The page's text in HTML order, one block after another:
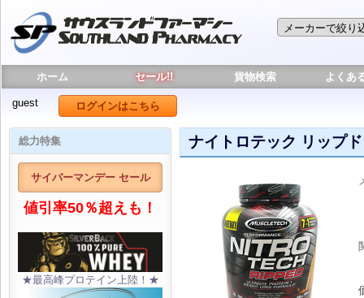
ホーム セール!! 貨物検索 よくあ
guest ログインはこちら
総力特集
サイバーマンデー セール
値引率50％超えも！
★最高峰プロテイン上陸！★
ナイトロテック リップ